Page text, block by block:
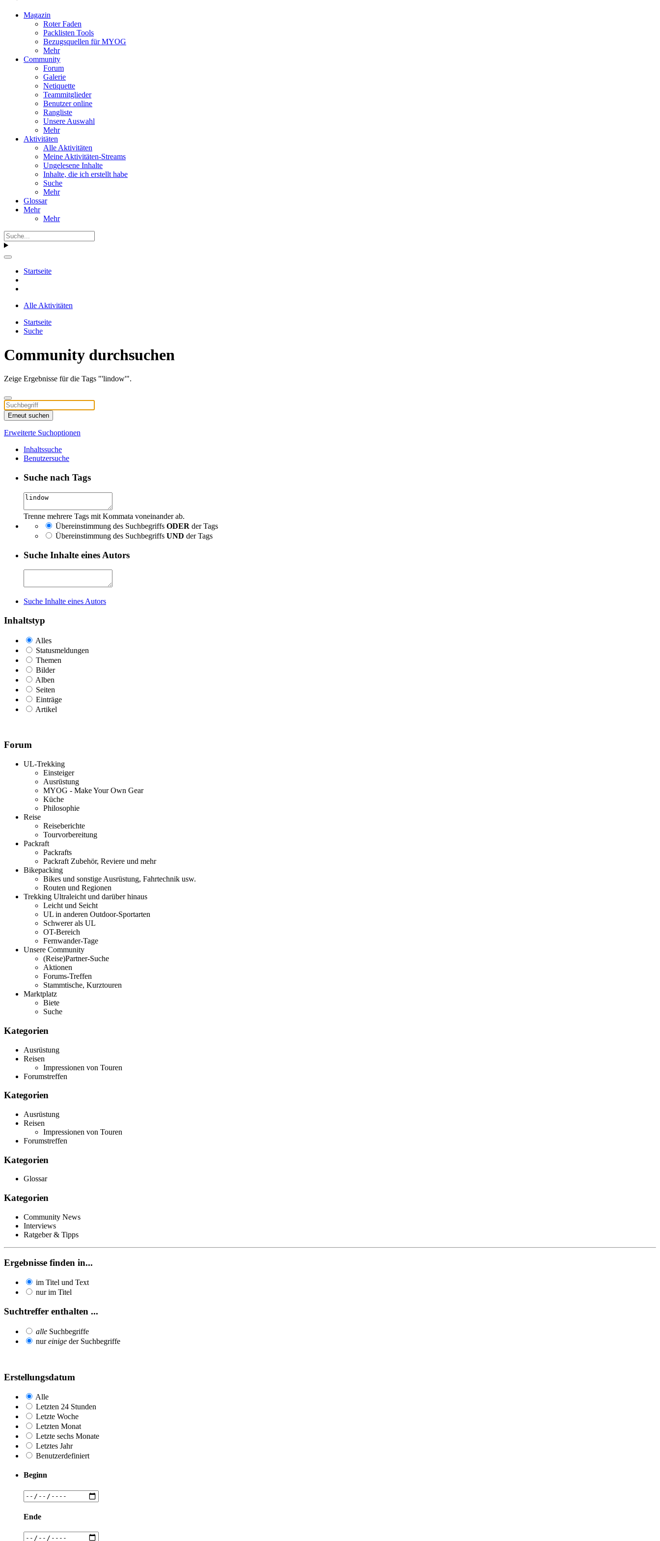
Magazin
Roter Faden
Packlisten Tools
Bezugsquellen für MYOG
Mehr
Community
Forum
Galerie
Netiquette
Teammitglieder
Benutzer online
Rangliste
Unsere Auswahl
Mehr
Aktivitäten
Alle Aktivitäten
Meine Aktivitäten-Streams
Ungelesene Inhalte
Inhalte, die ich erstellt habe
Suche
Mehr
Glossar
Mehr
Mehr
Startseite
Alle Aktivitäten
Startseite
Suche
Community durchsuchen
Zeige Ergebnisse für die Tags "'lindow'".
Erneut suchen
Erweiterte Suchoptionen
Inhaltssuche
Benutzersuche
Suche nach Tags
Trenne mehrere Tags mit Kommata voneinander ab.
Übereinstimmung des Suchbegriffs ODER der Tags
Übereinstimmung des Suchbegriffs UND der Tags
Suche Inhalte eines Autors
Suche Inhalte eines Autors
Inhaltstyp
Alles
Statusmeldungen
Themen
Bilder
Alben
Seiten
Einträge
Artikel
Forum
UL-Trekking
Einsteiger
Ausrüstung
MYOG - Make Your Own Gear
Küche
Philosophie
Reise
Reiseberichte
Tourvorbereitung
Packraft
Packrafts
Packraft Zubehör, Reviere und mehr
Bikepacking
Bikes und sonstige Ausrüstung, Fahrtechnik usw.
Routen und Regionen
Trekking Ultraleicht und darüber hinaus
Leicht und Seicht
UL in anderen Outdoor-Sportarten
Schwerer als UL
OT-Bereich
Fernwander-Tage
Unsere Community
(Reise)Partner-Suche
Aktionen
Forums-Treffen
Stammtische, Kurztouren
Marktplatz
Biete
Suche
Kategorien
Ausrüstung
Reisen
Impressionen von Touren
Forumstreffen
Kategorien
Ausrüstung
Reisen
Impressionen von Touren
Forumstreffen
Kategorien
Glossar
Kategorien
Community News
Interviews
Ratgeber & Tipps
Ergebnisse finden in...
im Titel und Text
nur im Titel
Suchtreffer enthalten ...
alle Suchbegriffe
nureinige der Suchbegriffe
Erstellungsdatum
Alle
Letzten 24 Stunden
Letzte Woche
Letzten Monat
Letzte sechs Monate
Letztes Jahr
Benutzerdefiniert
Beginn
Ende